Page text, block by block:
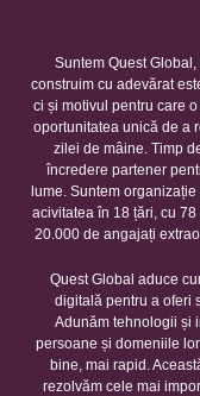
Suntem Quest
construim cu adevărat
ci și motivul pentru care
oportunitatea unică de a
zilei de mâine. Timp
încredere partener
lume. Suntem
acivitatea în 18 țări, cu
20.000 de angajați
Quest Global aduce
digitală pentru a oferi
Adunăm tehnologii și
persoane și domeniile
bine, mai rapid.
rezolvăm cele mai